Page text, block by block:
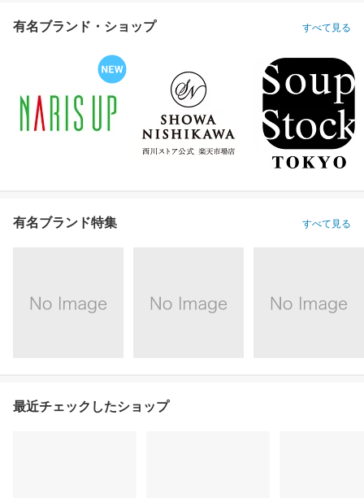
有名ブランド・ショップ すべて見る
有名ブランド特集 すべて見る
最近チェックしたショップ